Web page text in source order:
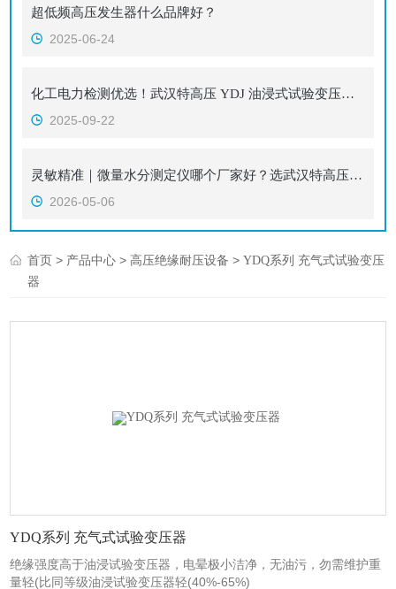
超低频高压发生器什么品牌好？​
2025-06-24
化工电力检测优选！武汉特高压 YDJ 油浸式试验变压器精准可靠
2025-09-22
灵敏精准｜微量水分测定仪哪个厂家好？选武汉特高压，技术品质服务三位一体
2026-05-06
首页 > 产品中心 >高压绝缘耐压设备 >YDQ系列 充气式试验变压
器
YDQ系列 充气式试验变压器
绝缘强度高于油浸试验变压器，电晕极小洁净，无油污，勿需维护重
量轻(比同等级油浸试验变压器轻(40%-65%)